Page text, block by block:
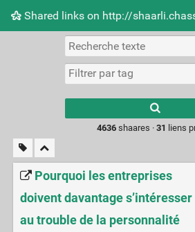
Shared links on http://
Nuage de tags Mur d'images
4636 shaares ·31 liens
Pourquoi les entreprises
doivent davantage s’intéresser
au trouble de la personnalité